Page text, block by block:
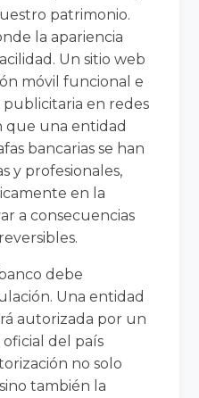
patrimonio.
la apariencia
Un sitio web
móvil funcional e
en redes
que una entidad
bancarias se han
y profesionales,
en la
a consecuencias
debe
Una entidad
autorizada por un
del país
no solo
también la